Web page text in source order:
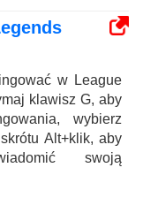
w League
klawisz G, aby
wybierz
Alt+klik, aby
swoją